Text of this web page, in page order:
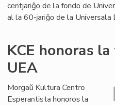
centjariĝo de la fondo de
al la 60-jariĝo de la Universala
KCE honoras
UEA
Morgaŭ Kultura Centro
Esperantista honoros la